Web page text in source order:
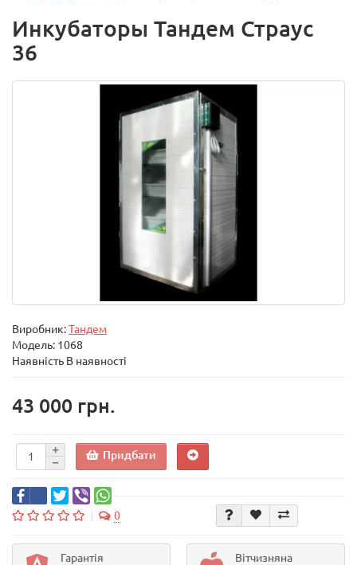
Инкубаторы Тандем Страус
36
Виробник:Тандем
Модель: 1068
Наявність В наявності
43 000 грн.
Придбати
0
Гарантія
Вітчизняна